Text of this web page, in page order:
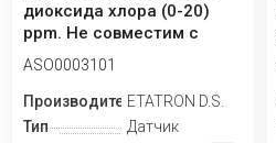
диоксида хлора (0-20)
ppm. Не совместим с
наличием ПАВ
ASO0003101
ПроизводительETATRON D.S.
Тип
Датчик